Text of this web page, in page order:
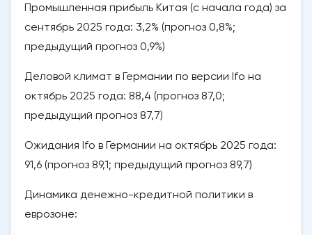
Промышленная прибыль Китая (с начала года) за
сентябрь 2025 года: 3,2% (прогноз 0,8%;
предыдущий прогноз 0,9%)
Деловой климат в Германии по версии Ifo на
октябрь 2025 года: 88,4 (прогноз 87,0;
предыдущий прогноз 87,7)
Ожидания Ifo в Германии на октябрь 2025 года:
91,6 (прогноз 89,1; предыдущий прогноз 89,7)
Динамика денежно-кредитной политики в
еврозоне: